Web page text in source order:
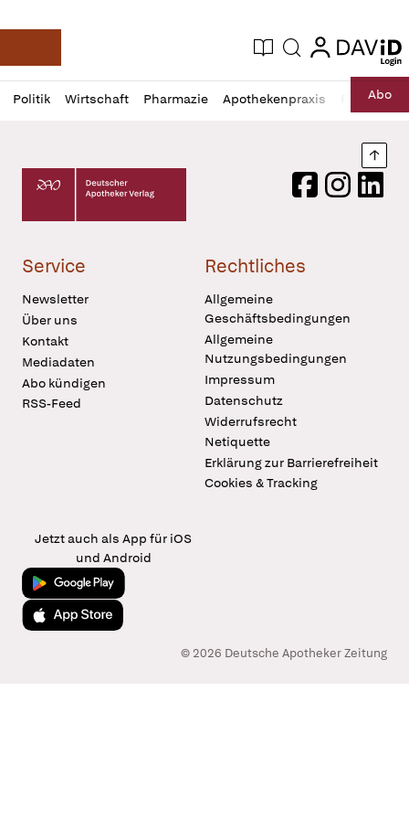
Deutsche Apotheker Zeitung
Aktuelle Ausgabe
Suche login
login
Politik Wirtschaft Pharmazie Apothekenpraxis RechtAbo
Profil
öffnen
Daz
Pur
Deutscher Apotheker Verlag Logo
FacebookInstagram
Service
Newsletter
Über uns
Kontakt
Mediadaten
Abo kündigen
RSS-Feed
Rechtliches
Allgemeine
Geschäftsbedingungen
Allgemeine
Nutzungsbedingungen
Impressum
Datenschutz
Widerrufsrecht
Netiquette
Erklärung zur Barrierefreiheit
Cookies & Tracking
Jetzt auch als App für iOS
und Android
Jetzt bei Google Play
Laden im App Store
© 2026 Deutsche Apotheker Zeitung